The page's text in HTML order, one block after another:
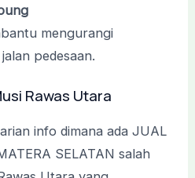
mengurangi
pedesaan.
Rawas Utara
info dimana ada JUAL
SELATAN salah